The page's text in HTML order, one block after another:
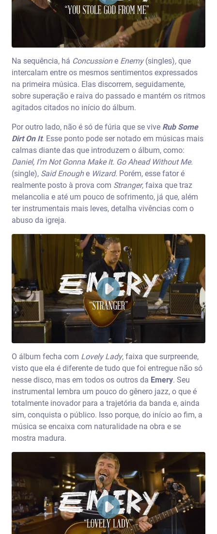
Na sequência, há Concussione Enemy(singles), que
intercalam entre os mesmos sentimentos expressados
na primeira música. Elas discorrem, seguidamente,
sobre superação e raiva do passado e mantém os ritmos
agitados citados no início do álbum.
Por outro lado, não é só de fúria que se vive Rub Some
Dirt On It. Esse ponto pode ser notado em músicas mais
calmas diante das que introduzem o álbum, como:
Daniel, I’m Not Gonna Make It. Go Ahead Without Me.
(single), Said Enoughe Wizard. Porém, esse fator é
realmente posto à prova com Stranger, faixa que traz
melancolia e até um pouco de sofrimento, já que, além
ter instrumentais mais leves, detalha vivências com o
abuso da igreja.
O álbum fecha com Lovely Lady, faixa que surpreende,
visto que ela é diferente de tudo que foi entregue não só
nesse disco, mas em todos os outros da Emery. Seu
instrumental lembra um pouco do gênero jazz, o que é
totalmente inovador para a trajetória da banda e, ainda
sim, conquista o público. Isso porque, do início ao fim, a
música se encaixa com naturalidade na obra e se
mostra madura.